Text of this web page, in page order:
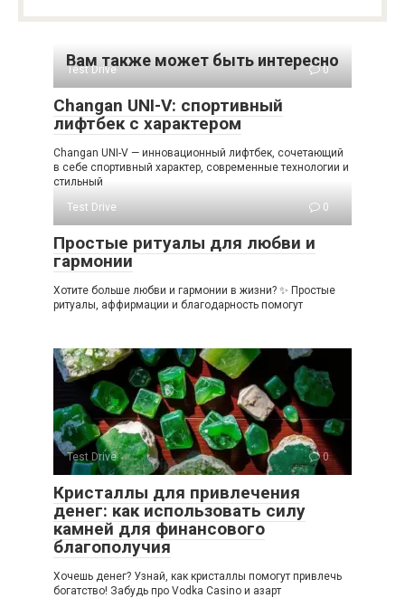
Вам также может быть интересно
Test Drive 0
Changan UNI-V: спортивный
лифтбек с характером
Changan UNI-V — инновационный лифтбек, сочетающий
в себе спортивный характер, современные технологии и
стильный
Test Drive
0
Простые ритуалы для любви и
гармонии
Хотите больше любви и гармонии в жизни? ✨ Простые
ритуалы, аффирмации и благодарность помогут
Test Drive 0
Кристаллы для привлечения
денег: как использовать силу
камней для финансового
благополучия
Хочешь денег? Узнай, как кристаллы помогут привлечь
богатство! Забудь про Vodka Casino и азарт